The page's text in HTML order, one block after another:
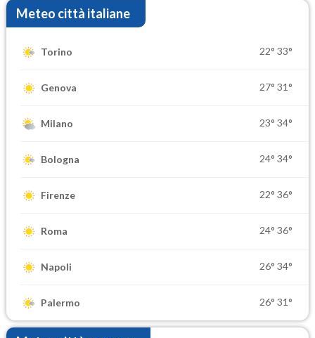
Meteo città italiane
Torino 22° 33°
Genova 27° 31°
Milano 23° 34°
Bologna 24° 34°
Firenze 22° 36°
Roma 24° 36°
Napoli 26° 34°
Palermo 26° 31°